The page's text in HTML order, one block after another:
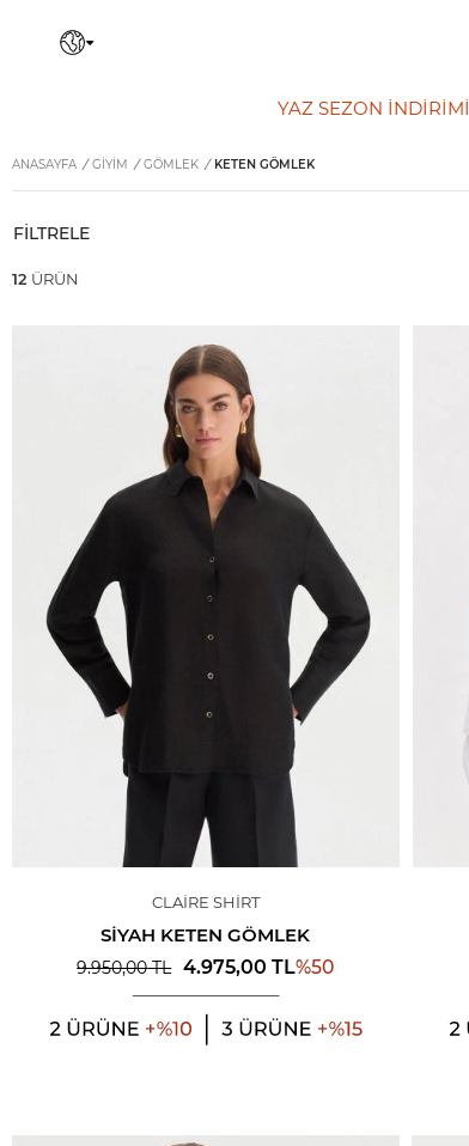
YAZ SEZON İNDIRIMI
ANASAYFA / GİYİM / GÖMLEK / KETEN GÖMLEK
FİLTRELE
12 ÜRÜN
CLAIRE SHIRT
SIYAH KETEN GÖMLEK
9.950,00TL 4.975,00 TL%50